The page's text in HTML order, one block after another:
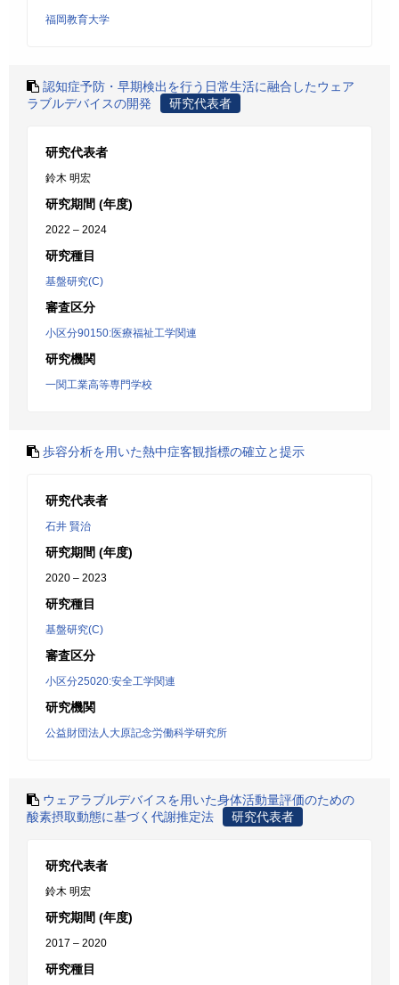
福岡教育大学
認知症予防・早期検出を行う日常生活に融合したウェア
ラブルデバイスの開発
研究代表者
研究代表者
鈴木 明宏
研究期間 (年度)
2022 – 2024
研究種目
基盤研究(C)
審査区分
小区分90150:医療福祉工学関連
研究機関
一関工業高等専門学校
歩容分析を用いた熱中症客観指標の確立と提示
研究代表者
石井 賢治
研究期間 (年度)
2020 – 2023
研究種目
基盤研究(C)
審査区分
小区分25020:安全工学関連
研究機関
公益財団法人大原記念労働科学研究所
ウェアラブルデバイスを用いた身体活動量評価のための
酸素摂取動態に基づく代謝推定法
研究代表者
研究代表者
鈴木 明宏
研究期間 (年度)
2017 – 2020
研究種目